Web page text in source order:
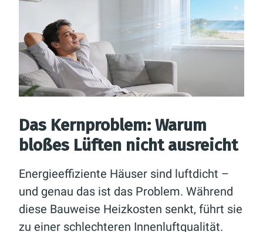
Das Kernproblem: Warum
bloßes Lüften nicht ausreicht
Energieeffiziente Häuser sind luftdicht –
und genau das ist das Problem. Während
diese Bauweise Heizkosten senkt, führt sie
zu einer schlechteren Innenluftqualität.